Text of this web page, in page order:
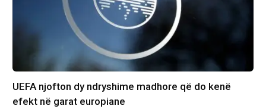
UEFA njofton dy ndryshime madhore që do kenë
efekt në garat europiane